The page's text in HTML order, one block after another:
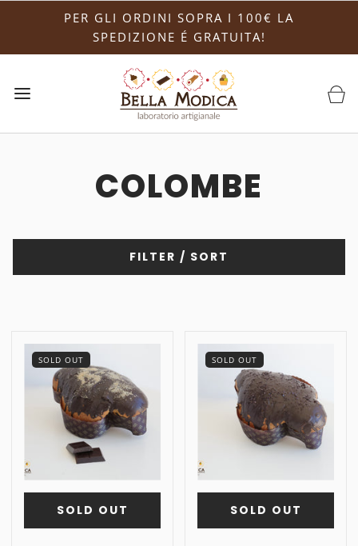
PER GLI ORDINI SOPRA I 100€ LA
SPEDIZIONE É GRATUITA!
COLOMBE
FILTER / SORT
SOLD OUT
SOLD OUT
SOLD OUT
SOLD OUT